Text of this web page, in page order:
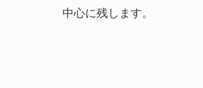
中心に残します。